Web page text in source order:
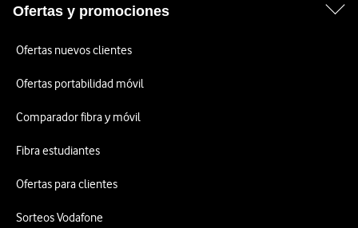
Ofertas y promociones
Ofertas nuevos clientes
Ofertas portabilidad móvil
Comparador fibra y móvil
Fibra estudiantes
Ofertas para clientes
Sorteos Vodafone